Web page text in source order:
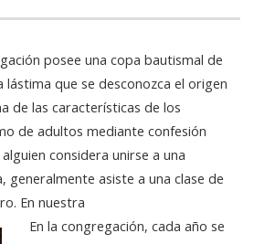
posee una copa bautismal de
lástima que se desconozca el origen
de las características de los
de adultos mediante confesión
considera unirse a una
generalmente asiste a una clase de
En nuestra
En la congregación, cada año se